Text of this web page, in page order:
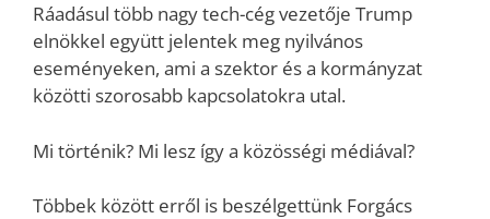
Ráadásul több nagy tech-cég vezetője Trump
elnökkel együtt jelentek meg nyilvános
eseményeken, ami a szektor és a kormányzat
közötti szorosabb kapcsolatokra utal.
Mi történik? Mi lesz így a közösségi médiával?
Többek között erről is beszélgettünk Forgács